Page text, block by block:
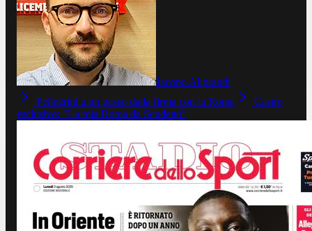
Jacopo Aliprandi
Pellegrini a un passo dalla firma con la Roma
Castro
esclusivo: "La mia Roma da Scudetto"